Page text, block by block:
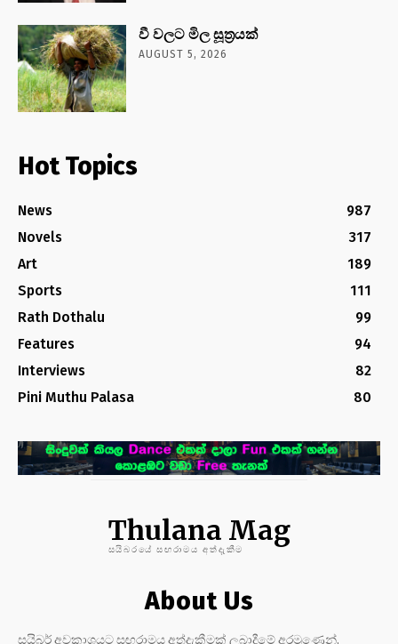
වී වලට මිල සූත්‍රයක්
AUGUST 5, 2026
Hot Topics
News
987
Novels
317
Art
189
Sports
111
Rath Dothalu
99
Features
94
Interviews
82
Pini Muthu Palasa
80
Thulana Mag
සයිබරයේ සඟරාමය අත්දැකීම
About Us
සයිබර් අවකාශයට සඟරාමය අත්දැකීමක් ලබාදීමේ අරමුණෙන්,